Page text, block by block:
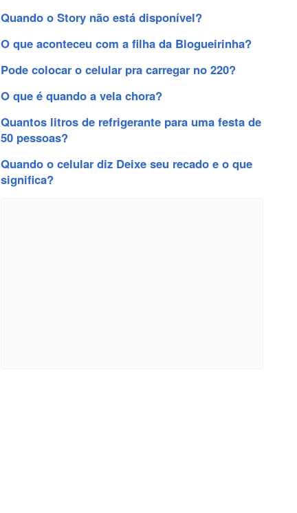
Quando o Story não está disponível?
O que aconteceu com a filha da Blogueirinha?
Pode colocar o celular pra carregar no 220?
O que é quando a vela chora?
Quantos litros de refrigerante para uma festa de
50 pessoas?
Quando o celular diz Deixe seu recado e o que
significa?